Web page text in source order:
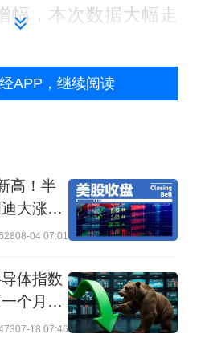
幅，本次数据大幅走
零售销售环比上涨
市场预期，显示美国
时加剧。标普4月制
升至54.0，创47个
出价格指数飙升至
以来最高水平。4月
49.8回升至51.3。企
APP，继续阅读
高！半
大涨超
亿，原
08-04 07:01
体指数
个月腰
07-18 07:46